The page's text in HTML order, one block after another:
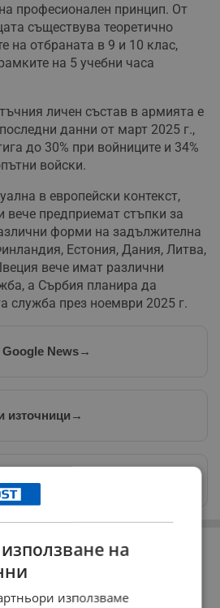
професионален принцип. От
съществува теоретично
на отбраната в 9 и 10 клас,
на 5 учебни часа
личен състав в армията е
данни от март 2025 г.,
до 30% при войниците и 34%
войски.
в европейски контекст,
вече предприемат стъпки за
форми на задължителна
Естония, Дания, Литва,
вече имат различни
а Сърбия планира да
служба през ноември 2025 г.
News→
източници →
на
използваме